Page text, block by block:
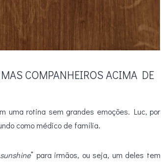
COMPANHEIROS ACIMA DE
uma rotina sem grandes emoções. Luc, por
como médico de família.
” para irmãos, ou seja, um deles tem